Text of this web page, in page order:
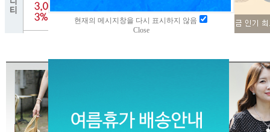
현재의 메시지창을 다시 표시하지 않음
Close